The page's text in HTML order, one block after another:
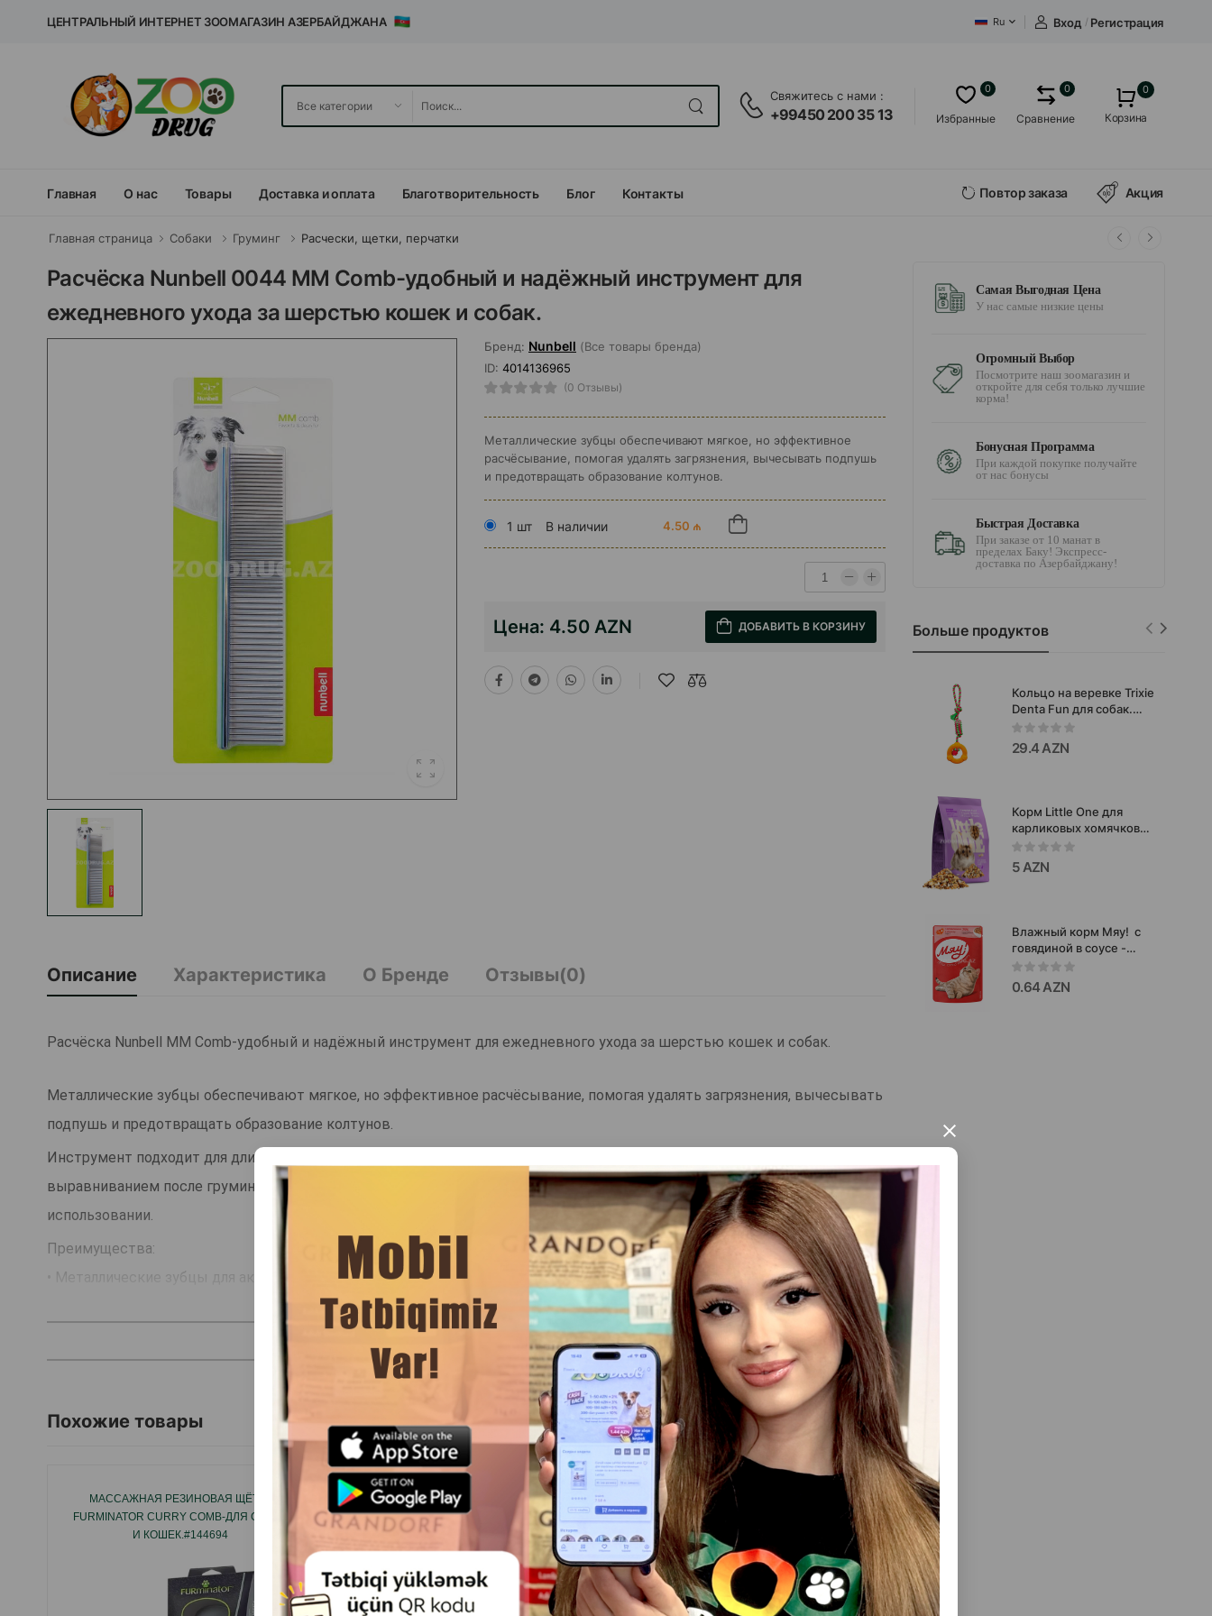
×
ЦЕНТРАЛЬНЫЙ ИНТЕРНЕТ ЗООМАГАЗИН АЗЕРБАЙДЖАНА Ru Вход / Регистрация
Свяжитесь с нами :
+99450 200 35 13 Избранные
0
Сравнение
0 0
Корзина
Главная О нас Товары Доставка и оплата Благотворительность Блог Контакты Повтор заказа Акция
Главная страница Собаки Груминг Расчески, щетки, перчатки
Расчёска Nunbell 0044 MM Comb-удобный и надёжный инструмент для
ежедневного ухода за шерстью кошек и собак.
Бренд: Nunbell (Все товары бренда)
ID: 4014136965
(0 Отзывы)
Металлические зубцы обеспечивают мягкое, но эффективное
расчёсывание, помогая удалять загрязнения, вычесывать подпушь
и предотвращать образование колтунов.
1 шт В наличии 4.50 ₼
Цена: 4.50 AZN ДОБАВИТЬ В КОРЗИНУ
Описание Характеристика О Бренде Отзывы(0)
Расчёска Nunbell MM Comb-удобный и надёжный инструмент для ежедневного ухода за шерстью кошек и собак.
Металлические зубцы обеспечивают мягкое, но эффективное расчёсывание, помогая удалять загрязнения, вычесывать
подпушь и предотвращать образование колтунов.
Инструмент подходит для длинной, средней и короткой шерсти, а также идеально справляется с финальным
выравниванием после груминга. Прочный корпус и удобное удержание делают расчёску долговечной и комфортной в
использовании.
Преимущества:
• Металлические зубцы для аккуратного и глубокого вычёсывания
• Подходит для собак и кошек всех пород
• Помогает поддерживать чистоту, мягкость и блеск шерсти
• Эффективна для удаления подпуши и мелких узелков
• Отличный инструмент для ежедневного ухода и профессионального груминга
Похожие товары Смотреть Все
МАССАЖНАЯ РЕЗИНОВАЯ ЩЁТКА
FURMINATOR CURRY COMB-ДЛЯ СОБАК
И КОШЕК.#144694
ЩЁТКА TRIXIE #23125 SOFTBÜRSTE (SOFT
BRUSH) ДЛЯ КОШЕК И СОБАК.
ЩЁТКА FURMINATOR DUAL GROOMING
BRUSH-УНИВЕРСАЛЬНЫЙ ИНСТРУМЕНТ
ДЛЯ ЕЖЕДНЕВНОГО УХОДА ЗА
ШЕРСТЬЮ СОБАКИ.#141310
РАСЧЕСКА FERPLAST 5982 УДОБНАЯ И
ЭФФЕКТИВНАЯ ПУХОДЕРКА ДЛЯ СОБАК
Самая Выгодная Цена
У нас самые низкие цены
Огромный Выбор
Посмотрите наш зоомагазин и
откройте для себя только лучшие
корма!
Бонусная Программа
При каждой покупке получайте
от нас бонусы
Быстрая Доставка
При заказе от 10 манат в
пределах Баку! Экспресс-
доставка по Азербайджану!
Больше продуктов
Кольцо на веревке Trixie
Denta Fun для собак.
Цвета: в ассортименте.
29.4 AZN
Корм Little One для
карликовых хомячков
полнорационный с
добавлением
витаминов и
5 AZN
Влажный корм Мяу! с
говядиной в соусе -
полнорационный
сбалансированный
рацион, разработанный
0.64 AZN